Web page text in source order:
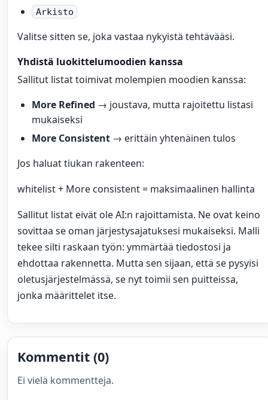
Arkisto
Valitse sitten se, joka vastaa nykyistä tehtävääsi.
Yhdistä luokittelumoodien kanssa
Sallitut listat toimivat molempien moodien kanssa:
More Refined → joustava, mutta rajoitettu listasi
mukaiseksi
More Consistent → erittäin yhtenäinen tulos
Jos haluat tiukan rakenteen:
whitelist + More consistent = maksimaalinen hallinta
Sallitut listat eivät ole AI:n rajoittamista. Ne ovat keino
sovittaa se oman järjestysajatuksesi mukaiseksi. Malli
tekee silti raskaan työn: ymmärtää tiedostosi ja
ehdottaa rakennetta. Mutta sen sijaan, että se pysyisi
oletusjärjestelmässä, se nyt toimii sen puitteissa,
jonka määrittelet itse.
Kommentit (0)
Ei vielä kommentteja.